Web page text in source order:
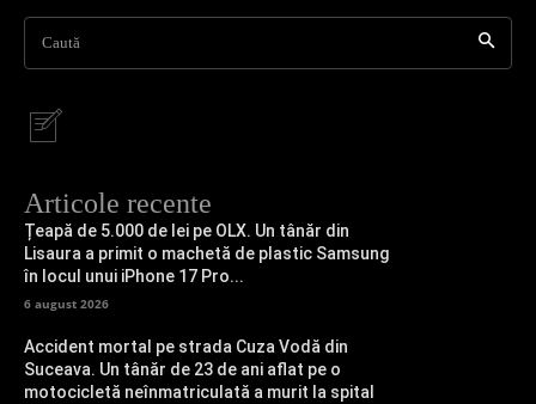
Caută
Articole recente
Țeapă de 5.000 de lei pe OLX. Un tânăr din
Lisaura a primit o machetă de plastic Samsung
în locul unui iPhone 17 Pro...
6 august 2026
Accident mortal pe strada Cuza Vodă din
Suceava. Un tânăr de 23 de ani aflat pe o
motocicletă neînmatriculată a murit la spital